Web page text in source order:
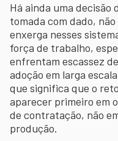
Há ainda uma
tomada com dado,
enxerga nesses
força de trabalho,
enfrentam escassez
adoção em larga
que significa que o
aparecer primeiro em
de contratação, não
produção.